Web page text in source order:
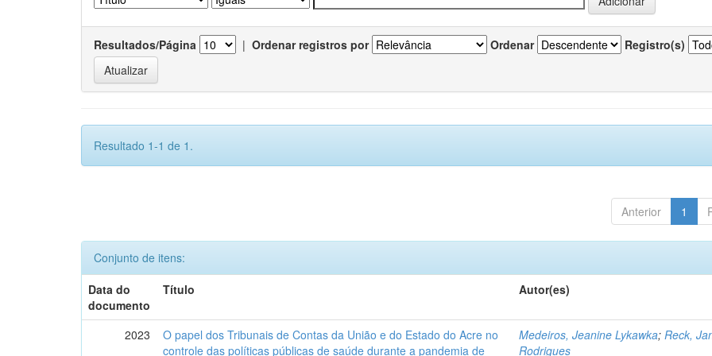
Resultados/Página | Ordenar registros por Ordenar Registro(s)
Resultado 1-1 de 1.
Anterior 1
Conjunto de itens:
Data do
documento
Título Autor(es)
2023
O papel dos Tribunais de Contas da União e do Estado do Acre no
controle das políticas públicas de saúde durante a pandemia de
Medeiros, Jeanine Lykawka;Reck,
Rodrigues